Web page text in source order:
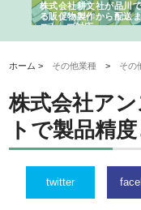
株式会社耕文社が品川
る販促物製作から配送
ストップ対応
ホーム > その他業種 > その
株式会社ア
トで製品精
twitter